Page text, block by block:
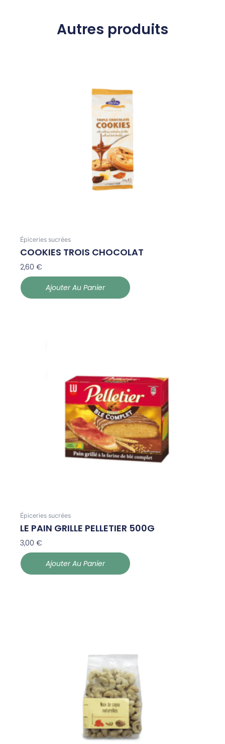
Autres produits
Épiceries sucrées
COOKIES TROIS CHOCOLAT
2,60€
Ajouter Au Panier
Épiceries sucrées
LE PAIN GRILLE PELLETIER 500G
3,00€
Ajouter Au Panier